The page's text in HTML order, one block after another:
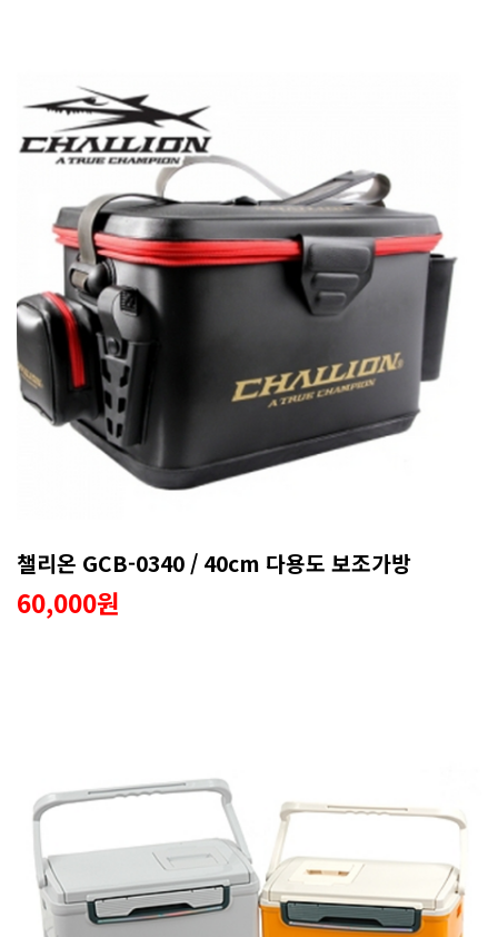
챌리온 GCB-0340 / 40cm 다용도 보조가방
60,000원